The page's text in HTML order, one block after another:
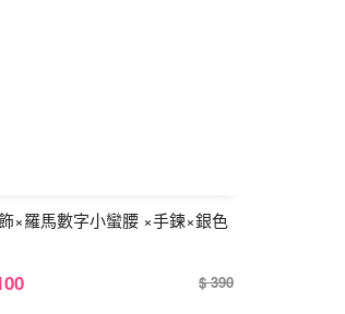
×羅馬數字小蠻腰 ×手鍊×銀色
$ 390